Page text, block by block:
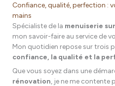
Confiance, qualité, perfection :
mains
Spécialiste de la menuiserie
mon savoir-faire au service de
Mon quotidien repose sur trois
confiance, la qualité et la
Que vous soyez dans une
rénovation, je ne me contente